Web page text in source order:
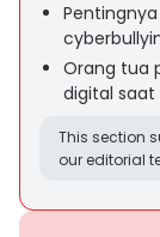
Orang tua
digital
This section
our editorial